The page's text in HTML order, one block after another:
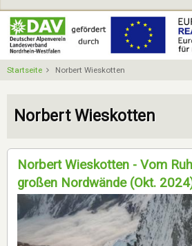
Direkt
zum
Inhalt
Startseite Norbert Wieskotten
Norbert Wieskotten
Norbert Wieskotten - Vom
großen Nordwände (Okt.